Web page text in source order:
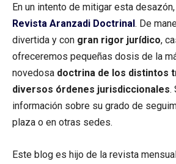
En un intento de mitigar esta
Revista Aranzadi Doctrinal. De
divertida y con gran rigor jurídico,
ofreceremos pequeñas dosis de la
novedosa doctrina de los distintos
diversos órdenes jurisdiccionales.
información sobre su grado de
plaza o en otras sedes.
Este blog es hijo de la revista